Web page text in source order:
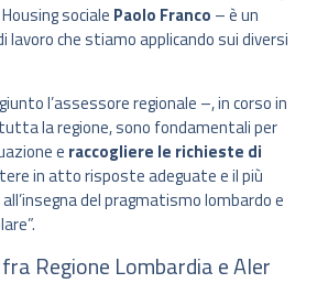
sociale Paolo Franco – è un
lavoro che stiamo applicando sui diversi
l’assessore regionale –, in corso in
la regione, sono fondamentali per
e raccogliere le richieste di
in atto risposte adeguate e il più
del pragmatismo lombardo e
Regione Lombardia e Aler